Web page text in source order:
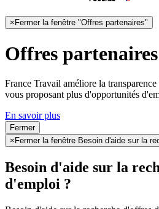
× Fermer la fenêtre "Offres partenaires"
Offres partenaires
France Travail améliore la
vous proposant plus d'opportunités
En savoir plus
Fermer
× Fermer la fenêtre Besoin d'aide sur la
Besoin d'aide sur la
d'emploi ?